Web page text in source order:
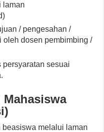
laman
/ pengesahan /
oleh dosen pembimbing /
persyaratan sesuai
beasiswa melalui laman